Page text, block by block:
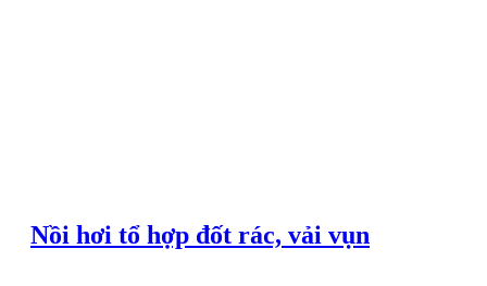
Nồi hơi tổ hợp đốt rác, vải vụn